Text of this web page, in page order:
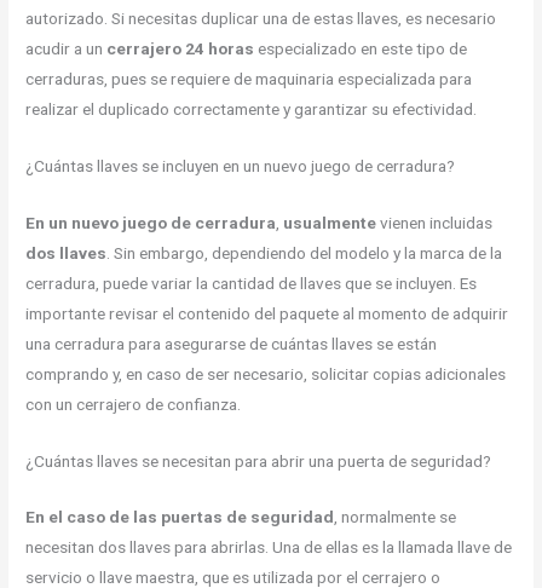
autorizado. Si necesitas duplicar una de estas llaves, es necesario
acudir a un cerrajero 24 horas especializado en este tipo de
cerraduras, pues se requiere de maquinaria especializada para
realizar el duplicado correctamente y garantizar su efectividad.
¿Cuántas llaves se incluyen en un nuevo juego de cerradura?
En un nuevo juego de cerradura usualmentevienen incluidas
dos llaves . Sin embargo, dependiendo del modelo y la marca de la
cerradura, puede variar la cantidad de llaves que se incluyen. Es
importante revisar el contenido del paquete al momento de adquirir
una cerradura para asegurarse de cuántas llaves se están
comprando y, en caso de ser necesario, solicitar copias adicionales
con un cerrajero de confianza.
¿Cuántas llaves se necesitan para abrir una puerta de seguridad?
En el caso de las puertas de seguridad, normalmente se
necesitan dos llaves para abrirlas. Una de ellas es la llamada llave de
servicio o llave maestra, que es utilizada por el cerrajero o